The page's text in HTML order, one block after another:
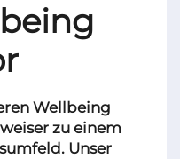
Wellbeing
zu einem
Unser